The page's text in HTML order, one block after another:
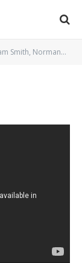
Smith, Normani – Dancing With A Stranger